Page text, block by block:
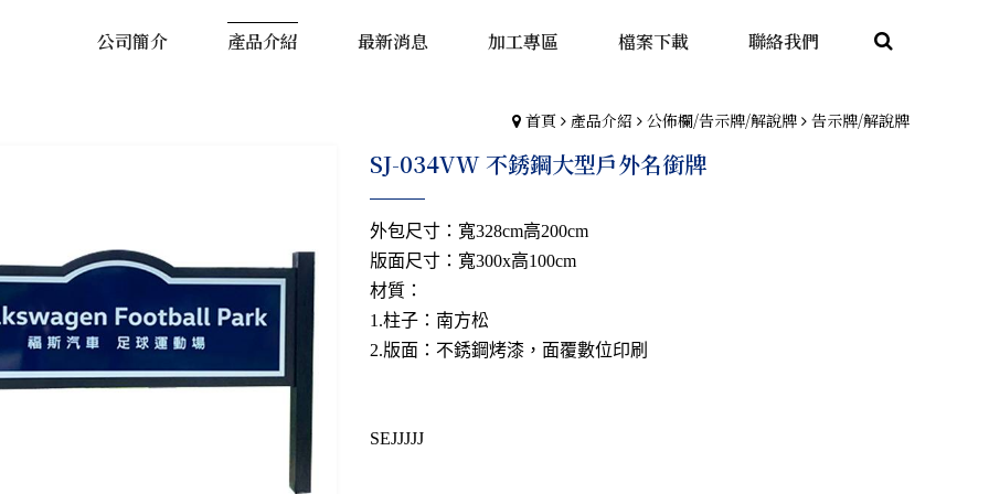
公司簡介 產品介紹 最新消息 加工專區 檔案下載 聯絡我們
首頁 產品介紹 公佈欄/告示牌/解說牌 告示牌/解說牌
SJ-034VW 不銹鋼大型戶外名銜牌
外包尺寸：寬328cm高200cm
版面尺寸：寬300x高100cm
材質：
1.柱子：南方松
2.版面：不銹鋼烤漆，面覆數位印刷
SEJJJJJ